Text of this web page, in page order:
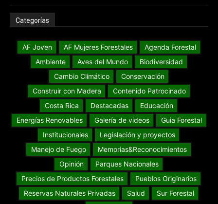
Categorías
AF Joven AF Mujeres Forestales
Agenda Forestal
Ambiente
Aves del Mundo
Biodiversidad
Cambio Climático
Conservación
Construir con Madera
Contenido Patrocinado
Costa Rica
Destacadas
Educación
Energías Renovables
Galería de videos
Guia Forestal
Institucionales
Legislación y proyectos
Manejo de Fuego
Memorias&Reconocimientos
Opinión
Parques Nacionales
Precios de Productos Forestales
Pueblos Originarios
Reservas Naturales Privadas
Salud
Sur Forestal